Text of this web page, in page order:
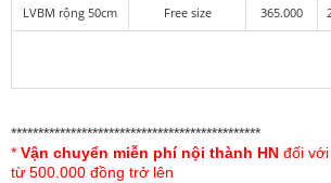
LVBM rộng 50cm Free size 365.000
**********************************************
* Vận chuyển miễn phí nội thành HN đối
từ 500.000 đồng trở lên